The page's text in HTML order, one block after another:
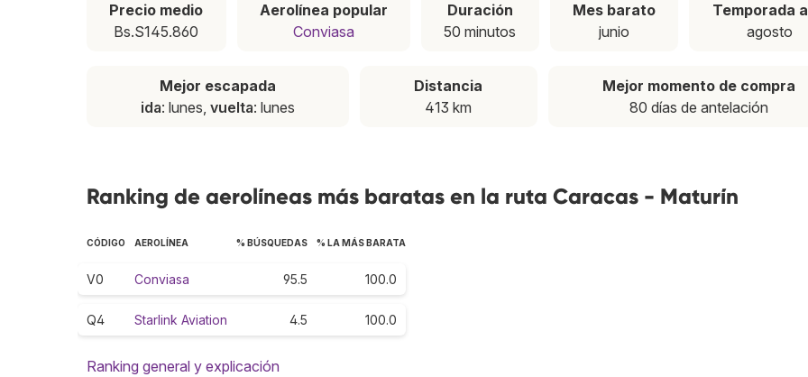
Precio medio
Bs.S145.860
Aerolínea popular
Conviasa
Duración
50 minutos
Mes barato
junio
Temporada
agosto
Mejor escapada
ida: lunes,vuelta: lunes
Distancia
413 km
Mejor momento de compra
80 días de antelación
Ranking de aerolíneas más baratas en la ruta Caracas - Maturín
CÓDIGO AEROLÍNEA % BÚSQUEDAS % LA MÁS BARATA
V0 Conviasa 95.5 100.0
Q4 Starlink Aviation 4.5 100.0
Ranking general y explicación